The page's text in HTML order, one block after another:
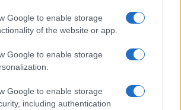
Google to enable storage
of the website or app.
Google to enable storage
Google to enable storage
including authentication